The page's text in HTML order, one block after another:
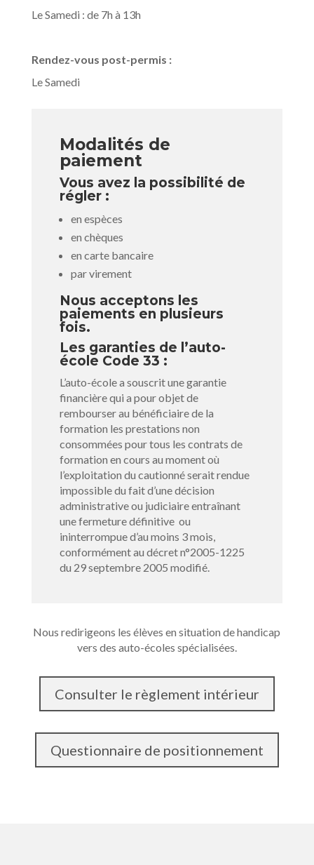
Le Samedi : de 7h à 13h
Rendez-vous post-permis :
Le Samedi
Modalités de
paiement
Vous avez la possibilité de
régler :
en espèces
en chèques
en carte bancaire
par virement
Nous acceptons les
paiements en plusieurs
fois.
Les garanties de l’auto-
école Code 33 :
L’auto-école a souscrit une garantie
financière qui a pour objet de
rembourser au bénéficiaire de la
formation les prestations non
consommées pour tous les contrats de
formation en cours au moment où
l’exploitation du cautionné serait rendue
impossible du fait d’une décision
administrative ou judiciaire entraînant
une fermeture définitive ou
ininterrompue d’au moins 3 mois,
conformément au décret n°2005-1225
du 29 septembre 2005 modifié.
Nous redirigeons les élèves en situation de handicap
vers des auto-écoles spécialisées.
Consulter le règlement intérieur
Questionnaire de positionnement